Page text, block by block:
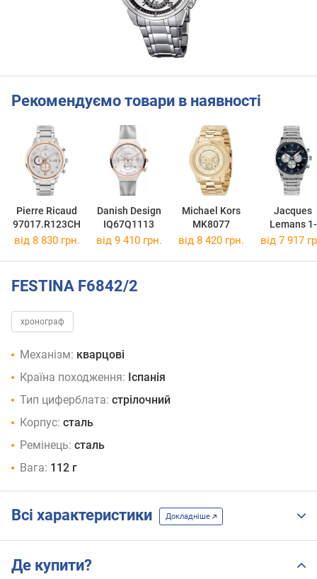
Рекомендуємо товари в наявності
Pierre Ricaud
97017.R123CH
Danish Design
IQ67Q1113
Michael Kors
MK8077
Jacques
Lemans 1-
1654K
від 8 830 грн. від 9 410 грн. від 8 420 грн. від 7 917
FESTINA F6842/2
хронограф
Механізм: кварцові
Країна походження: Іспанія
Тип циферблата: стрілочний
Корпус: сталь
Ремінець: сталь
Вага: 112 г
Всі характеристики Докладніше
Де купити?